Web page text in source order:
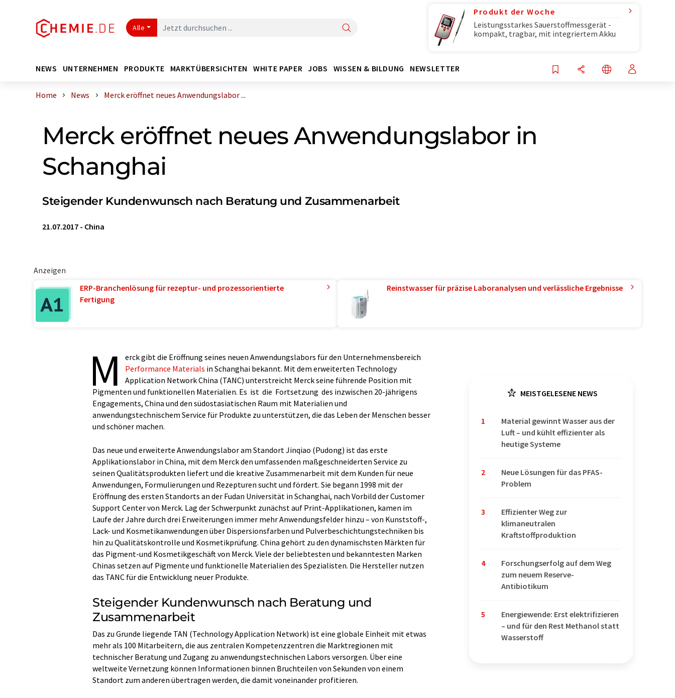
Alle
Produkt der Woche
Leistungsstarkes Sauerstoffmessgerät -
kompakt, tragbar, mit integriertem Akku
NEWS UNTERNEHMEN PRODUKTE MARKTÜBERSICHTEN WHITE PAPER JOBS WISSEN & BILDUNG NEWSLETTER
Home News Merck eröffnet neues Anwendungslabor ...
Merck eröffnet neues Anwendungslabor in
Schanghai
Steigender Kundenwunsch nach Beratung und Zusammenarbeit
21.07.2017 - China
Anzeigen
ERP-Branchenlösung für rezeptur- und prozessorientierte
Fertigung
Reinstwasser für präzise Laboranalysen und verlässliche Ergebnisse
M
erck gibt die Eröffnung seines neuen Anwendungslabors für den Unternehmensbereich
Performance Materials in Schanghai bekannt. Mit dem erweiterten Technology
Application Network China (TANC) unterstreicht Merck seine führende Position mit
Pigmenten und funktionellen Materialien. Es ist die Fortsetzung des inzwischen 20-jährigens
Engagements, China und den südostasiatischen Raum mit Materialien und
anwendungstechnischem Service für Produkte zu unterstützen, die das Leben der Menschen besser
und schöner machen.
Das neue und erweiterte Anwendungslabor am Standort Jinqiao (Pudong) ist das erste
Applikationslabor in China, mit dem Merck den umfassenden maßgeschneiderten Service zu
seinen Qualitätsprodukten liefert und die kreative Zusammenarbeit mit dem Kunden für neue
Anwendungen, Formulierungen und Rezepturen sucht und fördert. Sie begann 1998 mit der
Eröffnung des ersten Standorts an der Fudan Universität in Schanghai, nach Vorbild der Customer
Support Center von Merck. Lag der Schwerpunkt zunächst auf Print-Applikationen, kamen im
Laufe der Jahre durch drei Erweiterungen immer mehr Anwendungsfelder hinzu – von Kunststoff-,
Lack- und Kosmetikanwendungen über Dispersionsfarben und Pulverbeschichtungstechniken bis
hin zu Qualitätskontrolle und Kosmetikprüfung. China gehört zu den dynamischsten Märkten für
das Pigment-und Kosmetikgeschäft von Merck. Viele der beliebtesten und bekanntesten Marken
Chinas setzen auf Pigmente und funktionelle Materialien des Spezialisten. Die Hersteller nutzen
das TANC für die Entwicklung neuer Produkte.
Steigender Kundenwunsch nach Beratung und
Zusammenarbeit
Das zu Grunde liegende TAN (Technology Application Network) ist eine globale Einheit mit etwas
mehr als 100 Mitarbeitern, die aus zentralen Kompetenzzentren die Marktregionen mit
technischer Beratung und Zugang zu anwendungstechnischen Labors versorgen. Über eine
weltweite Vernetzung können Informationen binnen Bruchteilen von Sekunden von einem
Standort zum anderen übertragen werden, die damit voneinander profitieren.
MEISTGELESENE NEWS
1
Material gewinnt Wasser aus der
Luft – und kühlt effizienter als
heutige Systeme
2
Neue Lösungen für das PFAS-
Problem
3
Effizienter Weg zur
klimaneutralen
Kraftstoffproduktion
4
Forschungserfolg auf dem Weg
zum neuem Reserve-
Antibiotikum
5
Energiewende: Erst elektrifizieren
– und für den Rest Methanol statt
Wasserstoff